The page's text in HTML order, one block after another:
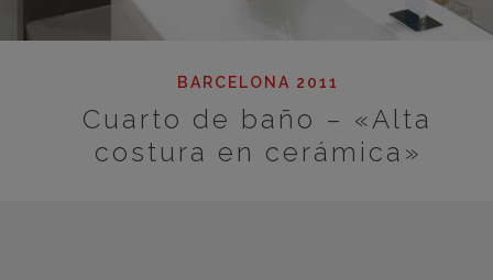
BARCELONA 2011
Cuarto de baño – «Alta
costura en cerámica»